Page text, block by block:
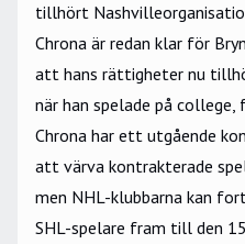
tillhört
Chrona är redan klar för
att hans rättigheter nu
när han spelade på college,
Chrona har ett utgående
att värva kontrakterade
men NHL-klubbarna kan
SHL-spelare fram till den